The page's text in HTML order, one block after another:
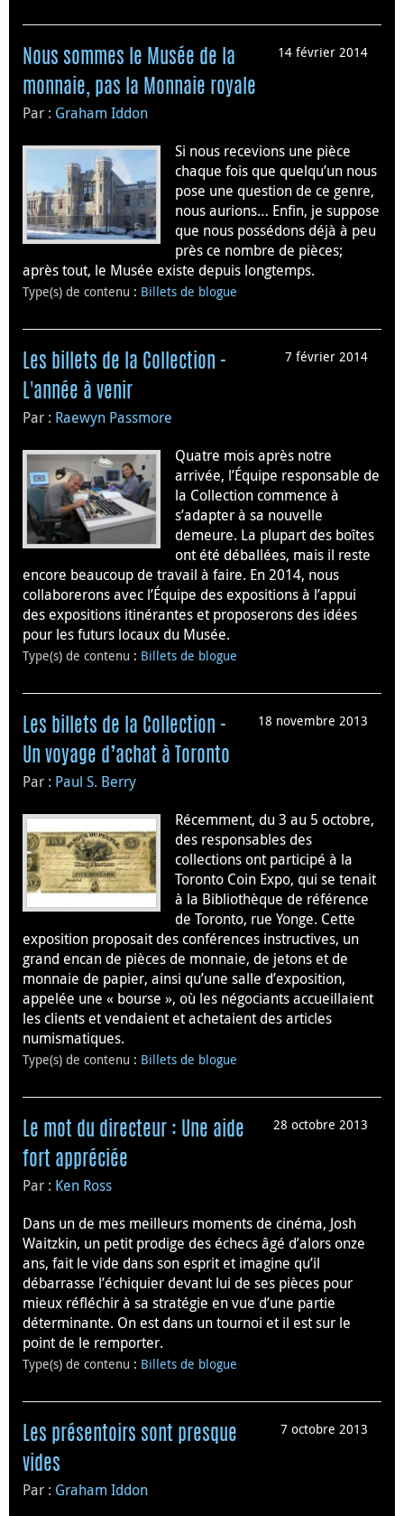
14 février 2014
Nous sommes le Musée de la
monnaie, pas la Monnaie royale
Par : Graham Iddon
Si nous recevions une pièce
chaque fois que quelqu’un nous
pose une question de ce genre,
nous aurions… Enfin, je suppose
que nous possédons déjà à peu
près ce nombre de pièces;
après tout, le Musée existe depuis longtemps.
Type(s) de contenu : Billets de blogue
7 février 2014
Les billets de la Collection -
L'année à venir
Par : Raewyn Passmore
Quatre mois après notre
arrivée, l’Équipe responsable de
la Collection commence à
s’adapter à sa nouvelle
demeure. La plupart des boîtes
ont été déballées, mais il reste
encore beaucoup de travail à faire. En 2014, nous
collaborerons avec l’Équipe des expositions à l’appui
des expositions itinérantes et proposerons des idées
pour les futurs locaux du Musée.
Type(s) de contenu : Billets de blogue
18 novembre 2013
Les billets de la Collection -
Un voyage d’achat à Toronto
Par : Paul S. Berry
Récemment, du 3 au 5 octobre,
des responsables des
collections ont participé à la
Toronto Coin Expo, qui se tenait
à la Bibliothèque de référence
de Toronto, rue Yonge. Cette
exposition proposait des conférences instructives, un
grand encan de pièces de monnaie, de jetons et de
monnaie de papier, ainsi qu’une salle d’exposition,
appelée une « bourse », où les négociants accueillaient
les clients et vendaient et achetaient des articles
numismatiques.
Type(s) de contenu : Billets de blogue
28 octobre 2013
Le mot du directeur : Une aide
fort appréciée
Par : Ken Ross
Dans un de mes meilleurs moments de cinéma, Josh
Waitzkin, un petit prodige des échecs âgé d’alors onze
ans, fait le vide dans son esprit et imagine qu’il
débarrasse l’échiquier devant lui de ses pièces pour
mieux réfléchir à sa stratégie en vue d’une partie
déterminante. On est dans un tournoi et il est sur le
point de le remporter.
Type(s) de contenu : Billets de blogue
7 octobre 2013
Les présentoirs sont presque
vides
Par : Graham Iddon